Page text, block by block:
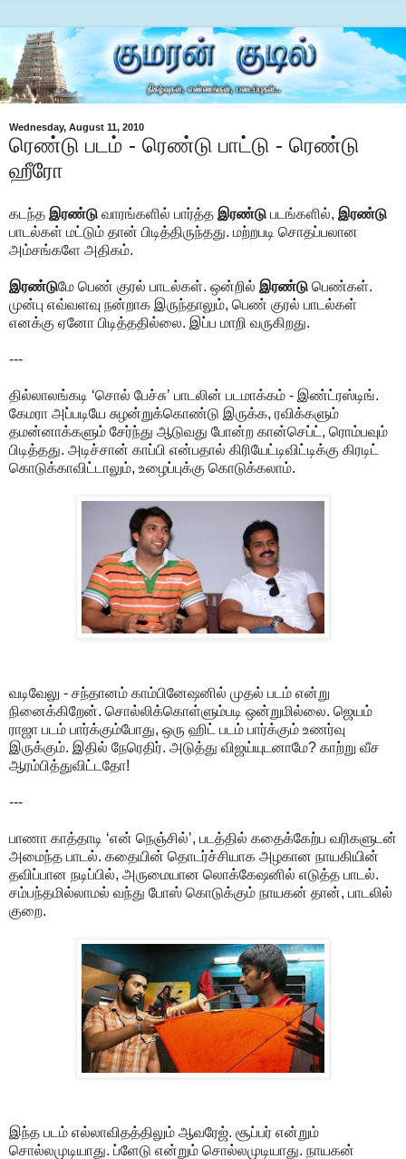
Wednesday, August 11, 2010
ரெண்டு படம் - ரெண்டு பாட்டு - ரெண்டு
ஹீரோ
கடந்த இரண்டு வாரங்களில் பார்த்த இரண்டு படங்களில், இரண்டு
பாடல்கள் மட்டும் தான் பிடித்திருந்தது. மற்றபடி சொதப்பலான
அம்சங்களே அதிகம்.
இரண்டுமே பெண் குரல் பாடல்கள். ஒன்றில் இரண்டு பெண்கள்.
முன்பு எவ்வளவு நன்றாக இருந்தாலும், பெண் குரல் பாடல்கள்
எனக்கு ஏனோ பிடித்ததில்லை. இப்ப மாறி வருகிறது.
---
தில்லாலங்கடி ‘சொல் பேச்சு’ பாடலின் படமாக்கம் - இண்ட்ரஸ்டிங்.
கேமரா அப்படியே சுழன்றுக்கொண்டு இருக்க, ரவிக்களும்
தமன்னாக்களும் சேர்ந்து ஆடுவது போன்ற கான்செப்ட், ரொம்பவும்
பிடித்தது. அடிச்சான் காப்பி என்பதால் கிரியேட்டிவிட்டிக்கு கிரடிட்
கொடுக்காவிட்டாலும், உழைப்புக்கு கொடுக்கலாம்.
வடிவேலு - சந்தானம் காம்பினேஷனில் முதல் படம் என்று
நினைக்கிறேன். சொல்லிக்கொள்ளும்படி ஒன்றுமில்லை. ஜெயம்
ராஜா படம் பார்க்கும்போது, ஒரு ஹிட் படம் பார்க்கும் உணர்வு
இருக்கும். இதில் நேரெதிர். அடுத்து விஜய்யுடனாமே? காற்று வீச
ஆரம்பித்துவிட்டதோ!
---
பாணா காத்தாடி ‘என் நெஞ்சில்’, படத்தில் கதைக்கேற்ப வரிகளுடன்
அமைந்த பாடல். கதையின் தொடர்ச்சியாக அழகான நாயகியின்
தவிப்பான நடிப்பில், அருமையான லொக்கேஷனில் எடுத்த பாடல்.
சம்பந்தமில்லாமல் வந்து போஸ் கொடுக்கும் நாயகன் தான், பாடலில்
குறை.
இந்த படம் எல்லாவிதத்திலும் ஆவரேஜ். சூப்பர் என்றும்
சொல்லமுடியாது. ப்ளேடு என்றும் சொல்லமுடியாது. நாயகன்